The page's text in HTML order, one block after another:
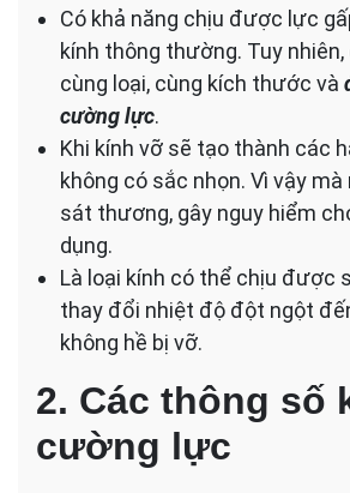
Có khả năng chịu được lực
kính thông thường. Tuy
cùng loại, cùng kích thước và
cường lực.
Khi kính vỡ sẽ tạo thành các
không có sắc nhọn. Vì vậy mà
sát thương, gây nguy hiểm
dụng.
Là loại kính có thể chịu được
thay đổi nhiệt độ đột ngột
không hề bị vỡ.
2. Các thông số
cường lực